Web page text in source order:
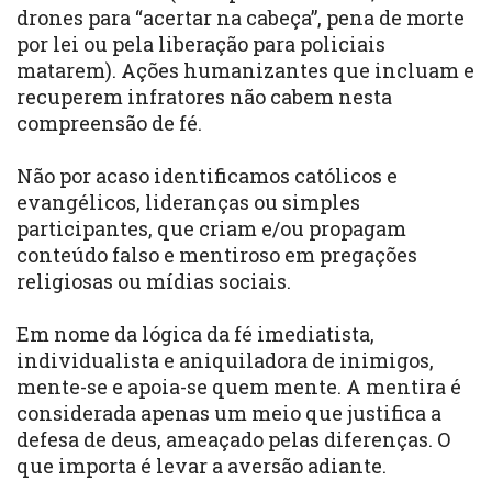
drones para “acertar na cabeça”, pena de morte
por lei ou pela liberação para policiais
matarem). Ações humanizantes que incluam e
recuperem infratores não cabem nesta
compreensão de fé.
Não por acaso identificamos católicos e
evangélicos, lideranças ou simples
participantes, que criam e/ou propagam
conteúdo falso e mentiroso em pregações
religiosas ou mídias sociais.
Em nome da lógica da fé imediatista,
individualista e aniquiladora de inimigos,
mente-se e apoia-se quem mente. A mentira é
considerada apenas um meio que justifica a
defesa de deus, ameaçado pelas diferenças. O
que importa é levar a aversão adiante.